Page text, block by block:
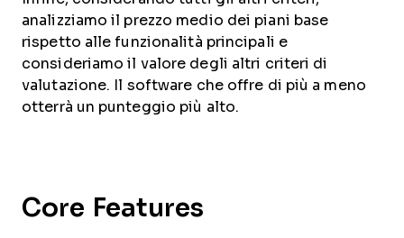
analizziamo il prezzo medio dei piani base
rispetto alle funzionalità principali e
consideriamo il valore degli altri criteri di
valutazione. Il software che offre di più a meno
otterrà un punteggio più alto.
Core Features